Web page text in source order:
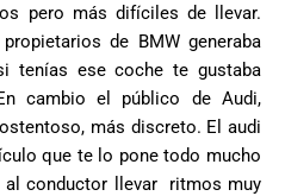
pero más difíciles de llevar.
de BMW generaba
tenías ese coche te gustaba
cambio el público de Audi,
más discreto. El audi
que te lo pone todo mucho
conductor llevar ritmos muy